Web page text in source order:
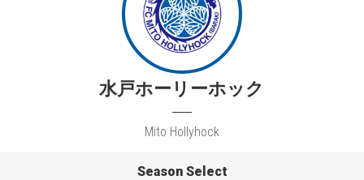
水戸ホーリーホック
Mito Hollyhock
Season Select